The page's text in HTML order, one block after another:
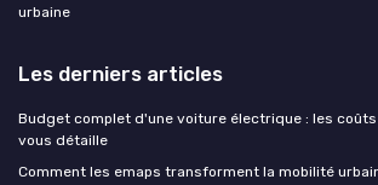
urbaine
Les derniers articles
Budget complet d'une voiture électrique : les
vous détaille
Comment les emaps transforment la mobilité